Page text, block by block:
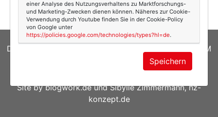
DATENSCHUTZERKLÄRUNG
IMPRESSUM
| Susanne Ackstaller
Site byblogwork.deundSibylle Zimmermann, hz-
konzept.de
einer Analyse des Nutzungsverhaltens zu Marktforschungs-
und Marketing-Zwecken dienen können. Näheres zur Cookie-
Verwendung durch Youtube finden Sie in der Cookie-Policy
von Google unter
https://policies.google.com/technologies/types?hl=de.
Speichern